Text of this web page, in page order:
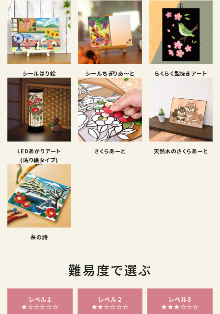
シールはり絵 シールちぎりあ〜と らくらく型抜きアート
LEDあかりアート
(貼り絵タイプ)
さくらあーと 天然木のさくらあーと
糸の詩
難易度で選ぶ
レベル１
★☆☆☆☆☆
レベル２
★★☆☆☆☆
レベル３
★★★☆☆☆